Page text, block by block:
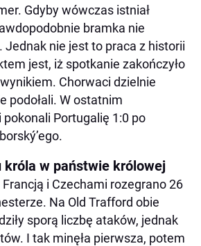
Gdyby wówczas istniał
bramka nie
Jednak nie jest to praca z historii
jest, iż spotkanie zakończyło
Chorwaci dzielnie
podołali. W ostatnim
Portugalię 1:0 po
króla w państwie królowej
i Czechami rozegrano 26
Na Old Trafford obie
sporą liczbę ataków, jednak
I tak minęła pierwsza, potem